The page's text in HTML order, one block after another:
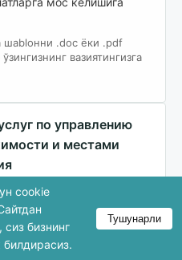
шablонни .doc ёки .pdf
вазиятингизга
по управлению
и местами
/ Оказать услуги
cookie
бизнинг
билдирасиз.
Тушунарли